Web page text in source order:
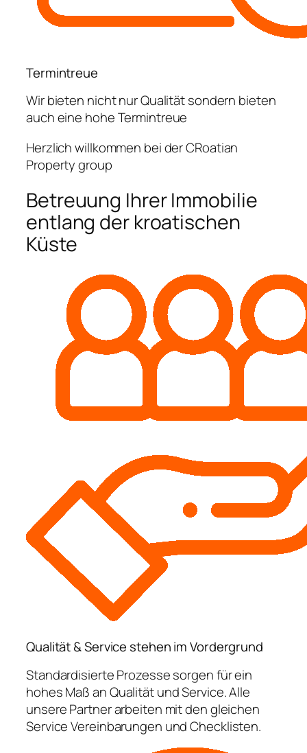
Termintreue
Wir bieten nicht nur Qualität sondern bieten
auch eine hohe Termintreue
Herzlich willkommen bei der CRoatian
Property group
Betreuung Ihrer Immobilie
entlang der kroatischen
Küste
Qualität & Service stehen im Vordergrund
Standardisierte Prozesse sorgen für ein
hohes Maß an Qualität und Service. Alle
unsere Partner arbeiten mit den gleichen
Service Vereinbarungen und Checklisten.